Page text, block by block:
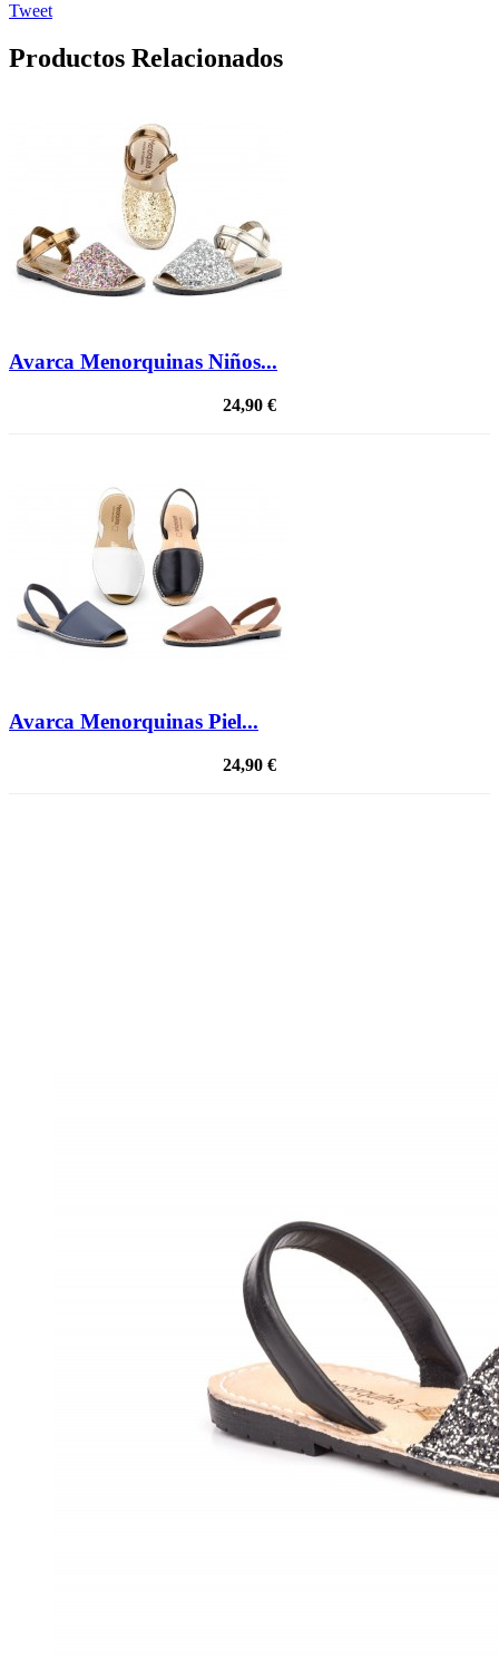
Tweet
Productos Relacionados
Avarca Menorquinas Niños...
24,90 €
Avarca Menorquinas Piel...
24,90 €